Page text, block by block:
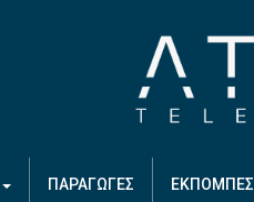
ΠΑΡΑΓΩΓΕΣ ΕΚΠΟΜΠΕΣ